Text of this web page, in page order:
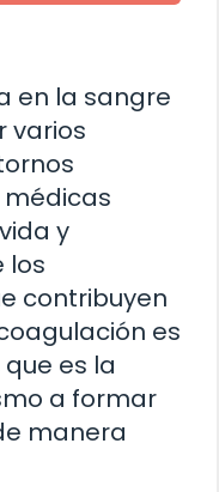
en la sangre
varios
y
los
contribuyen
es
es la
a formar
manera